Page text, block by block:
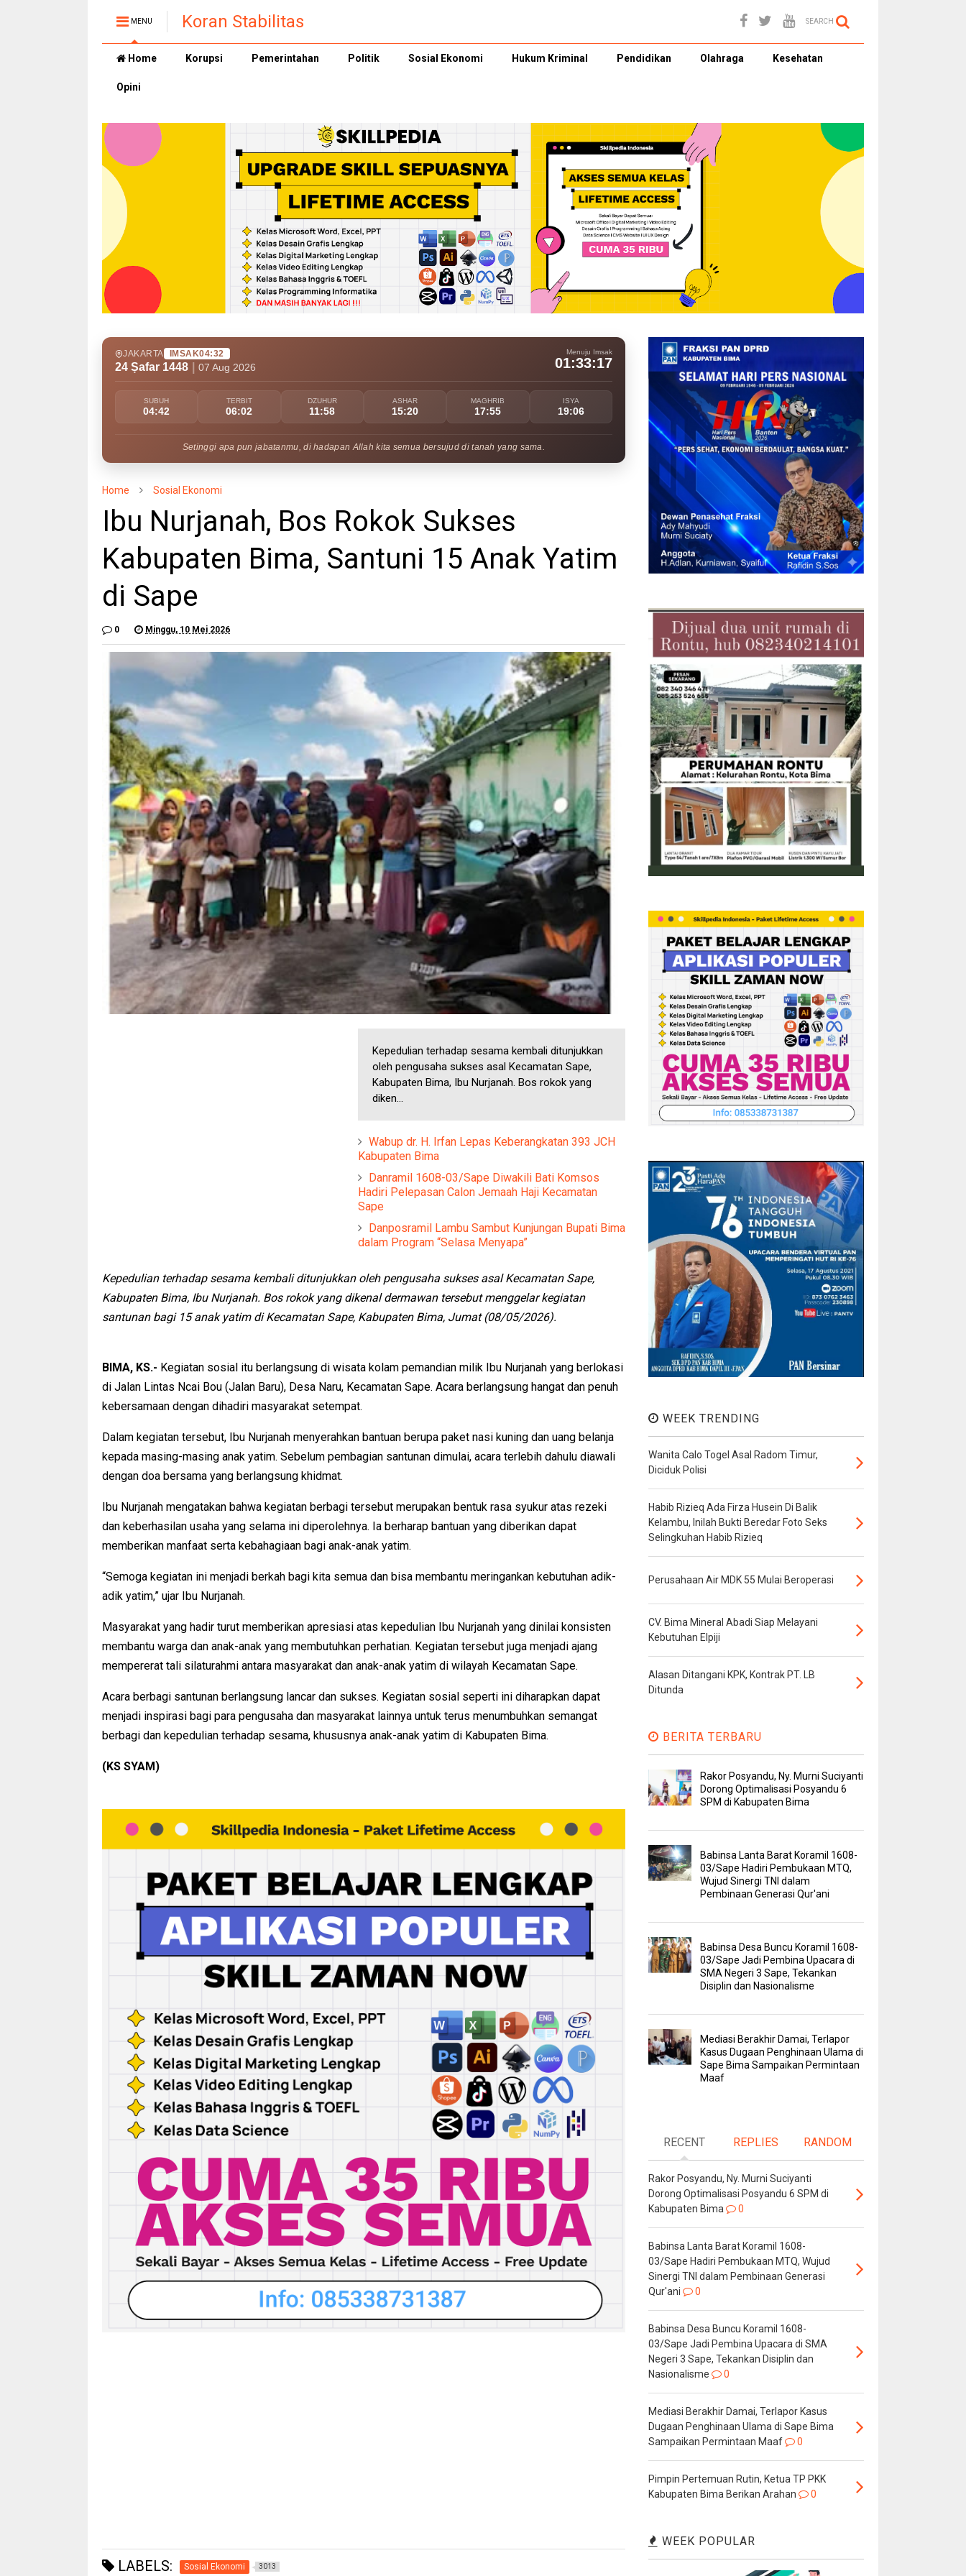
MENU Koran Stabilitas SEARCH
Home Korupsi Pemerintahan Politik Sosial Ekonomi Hukum Kriminal Pendidikan Olahraga Kesehatan
Opini
JAKARTA IMSAK04:32
24 Ṣafar 1448 07 Aug 2026
Menuju Imsak
01:33:16
SUBUH
04:42
TERBIT
06:02
DZUHUR
11:58
ASHAR
15:20
MAGHRIB
17:55
ISYA
19:06
Setinggi apa pun jabatanmu, di hadapan Allah kita semua bersujud di tanah yang sama.
Home Sosial Ekonomi
Ibu Nurjanah, Bos Rokok Sukses
Kabupaten Bima, Santuni 15 Anak Yatim
di Sape
0 Minggu, 10 Mei 2026
Kepedulian terhadap sesama kembali ditunjukkan
oleh pengusaha sukses asal Kecamatan Sape,
Kabupaten Bima, Ibu Nurjanah. Bos rokok yang
diken...
Wabup dr. H. Irfan Lepas Keberangkatan 393 JCH
Kabupaten Bima
Danramil 1608-03/Sape Diwakili Bati Komsos
Hadiri Pelepasan Calon Jemaah Haji Kecamatan
Sape
Danposramil Lambu Sambut Kunjungan Bupati Bima
dalam Program “Selasa Menyapa”
Kepedulian terhadap sesama kembali ditunjukkan oleh pengusaha sukses asal Kecamatan Sape,
Kabupaten Bima, Ibu Nurjanah. Bos rokok yang dikenal dermawan tersebut menggelar kegiatan
santunan bagi 15 anak yatim di Kecamatan Sape, Kabupaten Bima, Jumat (08/05/2026).
BIMA, KS.- Kegiatan sosial itu berlangsung di wisata kolam pemandian milik Ibu Nurjanah yang berlokasi
di Jalan Lintas Ncai Bou (Jalan Baru), Desa Naru, Kecamatan Sape. Acara berlangsung hangat dan penuh
kebersamaan dengan dihadiri masyarakat setempat.
Dalam kegiatan tersebut, Ibu Nurjanah menyerahkan bantuan berupa paket nasi kuning dan uang belanja
kepada masing-masing anak yatim. Sebelum pembagian santunan dimulai, acara terlebih dahulu diawali
dengan doa bersama yang berlangsung khidmat.
Ibu Nurjanah mengatakan bahwa kegiatan berbagi tersebut merupakan bentuk rasa syukur atas rezeki
dan keberhasilan usaha yang selama ini diperolehnya. Ia berharap bantuan yang diberikan dapat
memberikan manfaat serta kebahagiaan bagi anak-anak yatim.
“Semoga kegiatan ini menjadi berkah bagi kita semua dan bisa membantu meringankan kebutuhan adik-
adik yatim,” ujar Ibu Nurjanah.
Masyarakat yang hadir turut memberikan apresiasi atas kepedulian Ibu Nurjanah yang dinilai konsisten
membantu warga dan anak-anak yang membutuhkan perhatian. Kegiatan tersebut juga menjadi ajang
mempererat tali silaturahmi antara masyarakat dan anak-anak yatim di wilayah Kecamatan Sape.
Acara berbagi santunan berlangsung lancar dan sukses. Kegiatan sosial seperti ini diharapkan dapat
menjadi inspirasi bagi para pengusaha dan masyarakat lainnya untuk terus menumbuhkan semangat
berbagi dan kepedulian terhadap sesama, khususnya anak-anak yatim di Kabupaten Bima.
(KS SYAM)
LABELS: Sosial Ekonomi 3013
WEEK TRENDING
Wanita Calo Togel Asal Radom Timur,
Diciduk Polisi
Habib Rizieq Ada Firza Husein Di Balik
Kelambu, Inilah Bukti Beredar Foto Seks
Selingkuhan Habib Rizieq
Perusahaan Air MDK 55 Mulai Beroperasi
CV. Bima Mineral Abadi Siap Melayani
Kebutuhan Elpiji
Alasan Ditangani KPK, Kontrak PT. LB
Ditunda
BERITA TERBARU
Rakor Posyandu, Ny. Murni Suciyanti
Dorong Optimalisasi Posyandu 6
SPM di Kabupaten Bima
Babinsa Lanta Barat Koramil 1608-
03/Sape Hadiri Pembukaan MTQ,
Wujud Sinergi TNI dalam
Pembinaan Generasi Qur'ani
Babinsa Desa Buncu Koramil 1608-
03/Sape Jadi Pembina Upacara di
SMA Negeri 3 Sape, Tekankan
Disiplin dan Nasionalisme
Mediasi Berakhir Damai, Terlapor
Kasus Dugaan Penghinaan Ulama di
Sape Bima Sampaikan Permintaan
Maaf
RECENT REPLIES RANDOM
Rakor Posyandu, Ny. Murni Suciyanti
Dorong Optimalisasi Posyandu 6 SPM di
Kabupaten Bima
0
Babinsa Lanta Barat Koramil 1608-
03/Sape Hadiri Pembukaan MTQ, Wujud
Sinergi TNI dalam Pembinaan Generasi
Qur'ani
0
Babinsa Desa Buncu Koramil 1608-
03/Sape Jadi Pembina Upacara di SMA
Negeri 3 Sape, Tekankan Disiplin dan
Nasionalisme
0
Mediasi Berakhir Damai, Terlapor Kasus
Dugaan Penghinaan Ulama di Sape Bima
Sampaikan Permintaan Maaf
0
Pimpin Pertemuan Rutin, Ketua TP PKK
Kabupaten Bima Berikan Arahan
0
WEEK POPULAR